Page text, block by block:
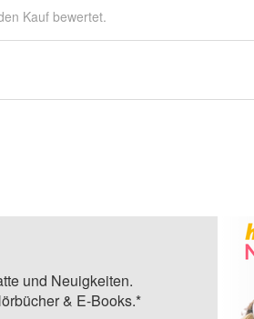
Kauf bewertet.
und Neuigkeiten.
& E-Books.*